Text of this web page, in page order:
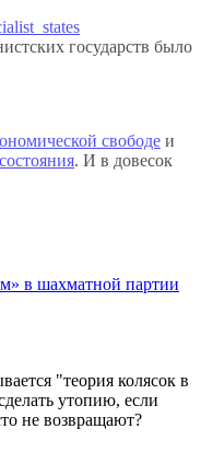
государств было
свободе и
. И в довесок
в шахматной партии
"теория колясок в
утопию, если
не возвращают?